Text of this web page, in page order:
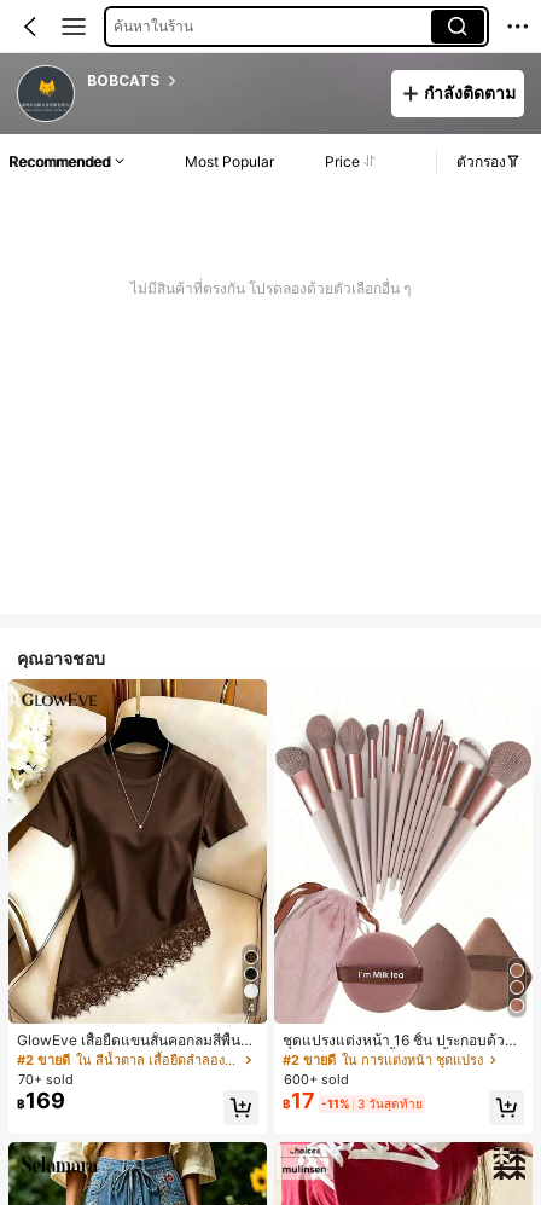
ค้นหาในร้าน
BOBCATS
กำลังติดตาม
Recommended Most Popular Price ตัวกรอง
ไม่มีสินค้าที่ตรงกัน โปรดลองด้วยตัวเลือกอื่น ๆ
คุณอาจชอบ
4
GlowEve เสื้อยืดแขนสั้นคอกลมสีพื้นลำ
ลองอเนกประสงค์สำหรับผู้หญิง
#2 ขายดี
ใน สีน้ำตาล เสื้อยืดลำลองพื้นฐาน
70+ sold
฿169
ชุดแปรงแต่งหน้า 16 ชิ้น ประกอบด้วยแ
ปรงแต่งหน้า 13 ชิ้น, ฟองน้ำแต่งหน้ารู
ปหยดน้ำ 1 ชิ้น, แปรงแป้งรองพื้นกลม 1
ชิ้น และฟองน้ำแต่งหน้ารูปสามเหลี่ยม
1 ชิ้น - ชุดคลาสสิก ทำจากขนสังเคราะ
หญิงและเด็กผู้หญิง เหมาะสำหรับฤดูใบ
ไม้ร่วงและฤดูหนาว
#2 ขายดี ใน การแต่งหน้า ชุดแปรง
600+ sold
฿17 -11% 3 วันสุดท้าย